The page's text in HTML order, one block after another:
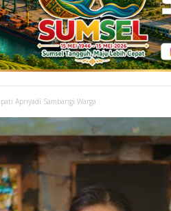
Apriyadi Sambangi Warga